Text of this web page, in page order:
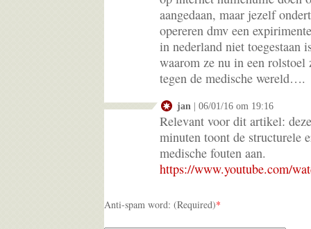
aangedaan, maar jezelf
opereren dmv een
in nederland niet toegestaan
waarom ze nu in een
tegen de medische wereld….
jan | 06/01/16 om 19:16
Relevant voor dit artikel:
minuten toont de structurele
medische fouten aan.
https://www.youtube.com/
Anti-spam word: (Required)*